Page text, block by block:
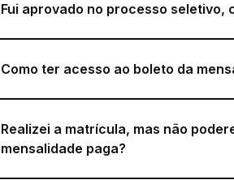
Fui aprovado no processo seletivo,
Como ter acesso ao boleto da
Realizei a matrícula, mas não
mensalidade paga?